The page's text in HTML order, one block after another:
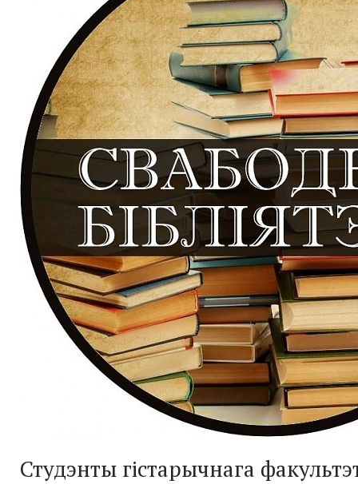
Студэнты гістарычнага